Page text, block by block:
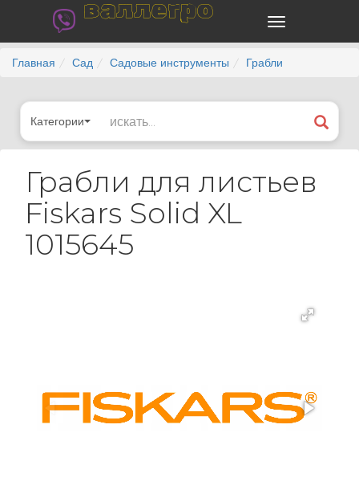
валлегро
Главная Сад Садовые инструменты Грабли
Категории
Грабли для листьев
Fiskars Solid XL
1015645